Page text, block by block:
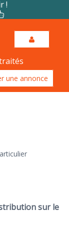
!
une annonce
sur le